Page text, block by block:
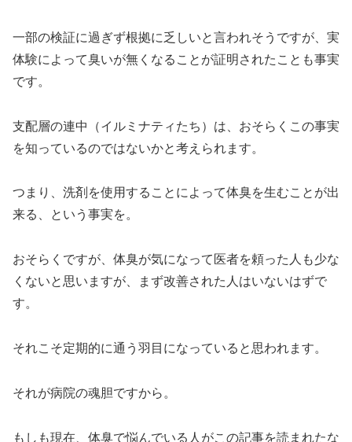
一部の検証に過ぎず根拠に乏しいと言われそうですが、実
体験によって臭いが無くなることが証明されたことも事実
です。
支配層の連中（イルミナティたち）は、おそらくこの事実
を知っているのではないかと考えられます。
つまり、洗剤を使用することによって体臭を生むことが出
来る、という事実を。
おそらくですが、体臭が気になって医者を頼った人も少な
くないと思いますが、まず改善された人はいないはずで
す。
それこそ定期的に通う羽目になっていると思われます。
それが病院の魂胆ですから。
もしも現在、体臭で悩んでいる人がこの記事を読まれたな